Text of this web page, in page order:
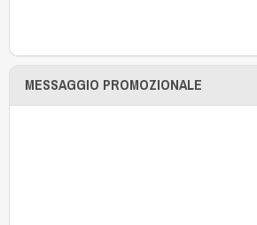
MESSAGGIO PROMOZIONALE